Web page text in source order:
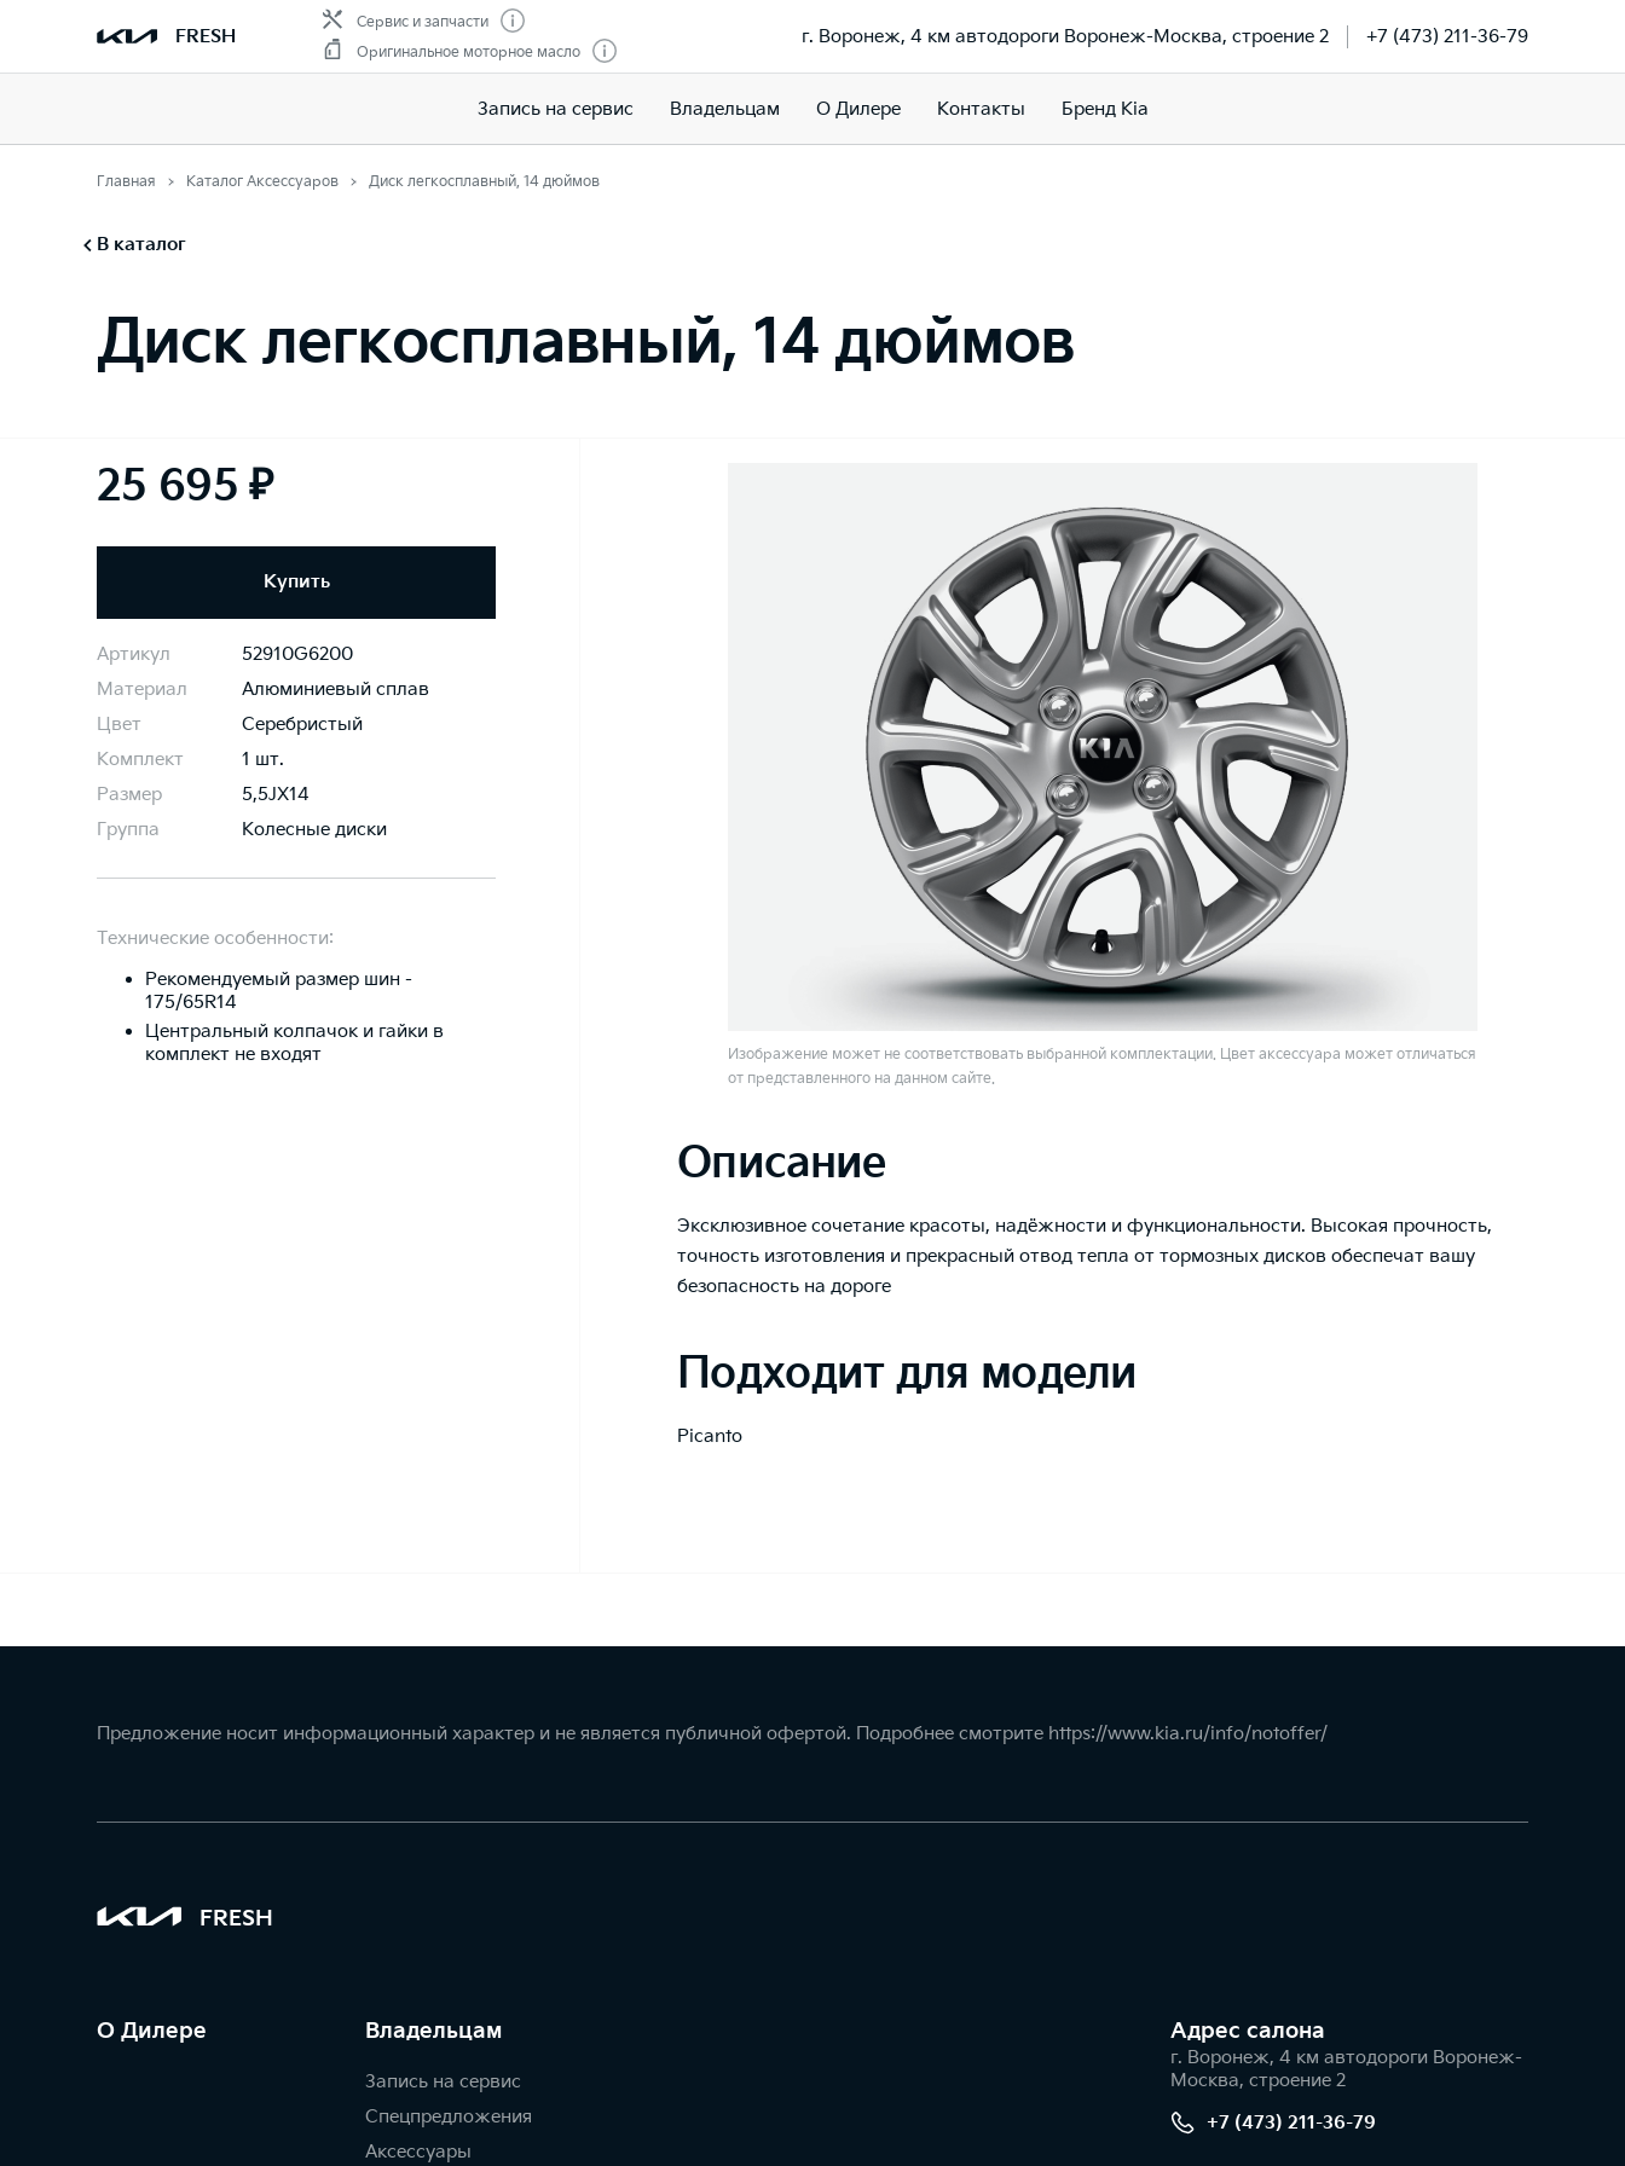
FRESH
Сервис и запчасти
Оригинальное моторное масло
г. Воронеж, 4 км автодороги Воронеж-Москва, строение 2 +7 (473) 211-36-79
Запись на сервис Владельцам О Дилере Контакты Бренд Kia
Главная Каталог Аксессуаров Диск легкосплавный, 14 дюймов
В каталог
Диск легкосплавный, 14 дюймов
25 695 ₽
Купить
Артикул
52910G6200
Материал
Алюминиевый сплав
Цвет
Серебристый
Комплект
1 шт.
Размер
5,5JХ14
Группа
Колесные диски
Технические особенности:
Рекомендуемый размер шин -
175/65R14
Центральный колпачок и гайки в
комплект не входят
Изображение может не соответствовать выбранной комплектации. Цвет аксессуара может отличаться
от представленного на данном сайте.
Описание
Эксклюзивное сочетание красоты, надёжности и функциональности. Высокая прочность,
точность изготовления и прекрасный отвод тепла от тормозных дисков обеспечат вашу
безопасность на дороге
Подходит для модели
Picanto
Предложение носит информационный характер и не является публичной офертой. Подробнее смотрите https://www.kia.ru/info/notoffer/
FRESH
О Дилере Владельцам
Запись на сервис
Спецпредложения
Аксессуары
Адрес салонa
г. Воронеж, 4 км автодороги Воронеж-
Москва, строение 2
+7 (473) 211-36-79